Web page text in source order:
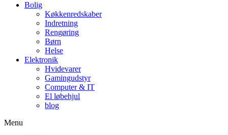
Bolig
Køkkenredskaber
Indretning
Rengøring
Børn
Helse
Elektronik
Hvidevarer
Gamingudstyr
Computer & IT
El løbehjul
blog
Menu